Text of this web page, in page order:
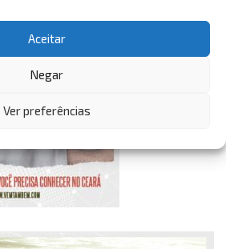
Aceitar
Negar
Ver preferências